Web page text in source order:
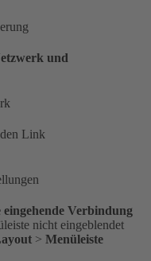
und
Link
eingehende Verbindung
nicht eingeblendet
> Menüleiste